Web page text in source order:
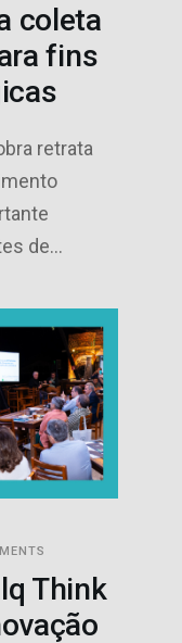
coleta
fins
retrata
de…
Think